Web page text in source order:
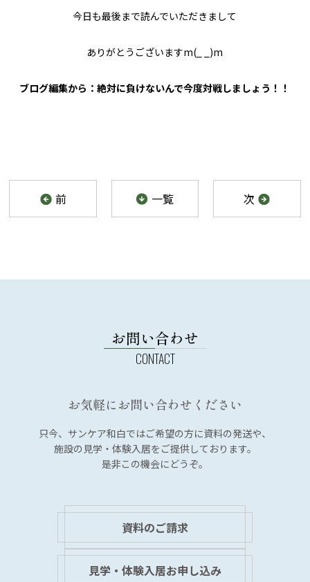
今日も最後まで読んでいただきまして
ありがとうございますm(_ _)m
ブログ編集から：絶対に負けないんで今度対戦しましょう！！
前 一覧 次
お問い合わせ
お気軽にお問い合わせください
只今、サンケア和白ではご希望の方に資料の発送や、
施設の見学・体験入居をご提供しております。
是非この機会にどうぞ。
資料のご請求
見学・体験入居お申し込み